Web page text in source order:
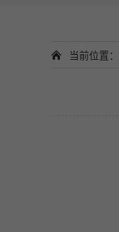
当前位置：